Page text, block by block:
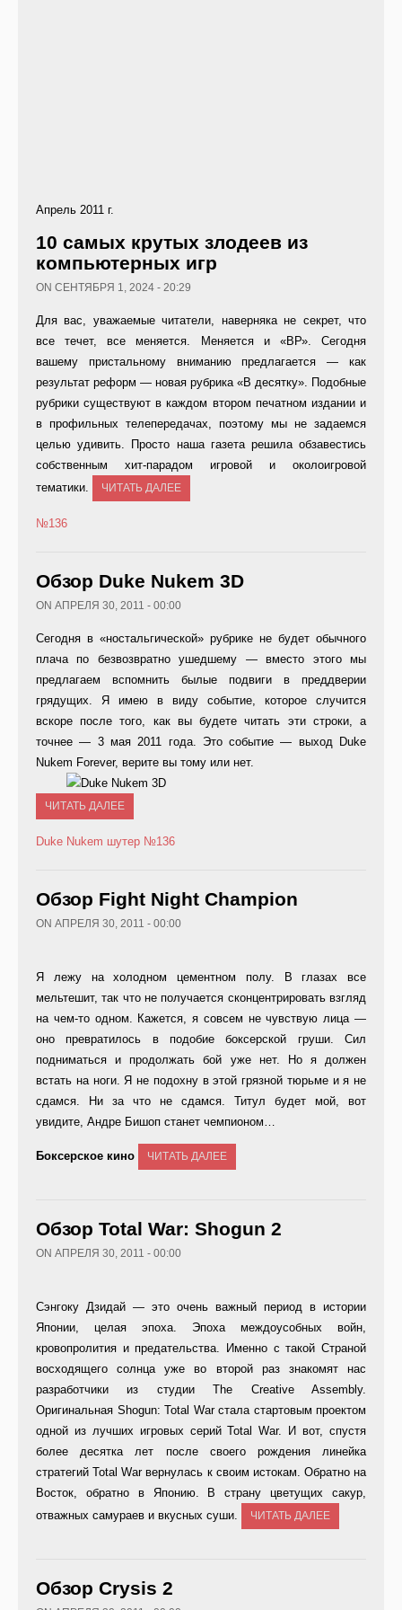
Апрель 2011 г.
10 самых крутых злодеев из
компьютерных игр
ON СЕНТЯБРЯ 1, 2024 - 20:29
Для вас, уважаемые читатели, наверняка не секрет, что
все течет, все меняется. Меняется и «ВР». Сегодня
вашему пристальному вниманию предлагается — как
результат реформ — новая рубрика «В десятку». Подобные
рубрики существуют в каждом втором печатном издании и
в профильных телепередачах, поэтому мы не задаемся
целью удивить. Просто наша газета решила обзавестись
собственным хит-парадом игровой и околоигровой
тематики.
ЧИТАТЬ ДАЛЕЕ
№136
Обзор Duke Nukem 3D
ON АПРЕЛЯ 30, 2011 - 00:00
Сегодня в «ностальгической» рубрике не будет обычного
плача по безвозвратно ушедшему — вместо этого мы
предлагаем вспомнить былые подвиги в преддверии
грядущих. Я имею в виду событие, которое случится
вскоре после того, как вы будете читать эти строки, а
точнее — 3 мая 2011 года. Это событие — выход Duke
Nukem Forever, верите вы тому или нет.
ЧИТАТЬ ДАЛЕЕ
Duke Nukem шутер №136
Обзор Fight Night Champion
ON АПРЕЛЯ 30, 2011 - 00:00
Я лежу на холодном цементном полу. В глазах все
мельтешит, так что не получается сконцентрировать взгляд
на чем-то одном. Кажется, я совсем не чувствую лица —
оно превратилось в подобие боксерской груши. Сил
подниматься и продолжать бой уже нет. Но я должен
встать на ноги. Я не подохну в этой грязной тюрьме и я не
сдамся. Ни за что не сдамся. Титул будет мой, вот
увидите, Андре Бишоп станет чемпионом…
Боксерское кино ЧИТАТЬ ДАЛЕЕ
Обзор Total War: Shogun 2
ON АПРЕЛЯ 30, 2011 - 00:00
Сэнгоку Дзидай — это очень важный период в истории
Японии, целая эпоха. Эпоха междоусобных войн,
кровопролития и предательства. Именно с такой Страной
восходящего солнца уже во второй раз знакомят нас
разработчики из студии The Creative Assembly.
Оригинальная Shogun: Total War стала стартовым проектом
одной из лучших игровых серий Total War. И вот, спустя
более десятка лет после своего рождения линейка
стратегий Total War вернулась к своим истокам. Обратно на
Восток, обратно в Японию. В страну цветущих сакур,
отважных самураев и вкусных суши.
ЧИТАТЬ ДАЛЕЕ
Обзор Crysis 2